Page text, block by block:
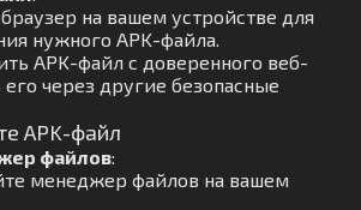
на вашем устройстве для
нужного APK-файла.
APK-файл с доверенного веб-
его через другие безопасные
APK-файл
файлов:
менеджер файлов на вашем